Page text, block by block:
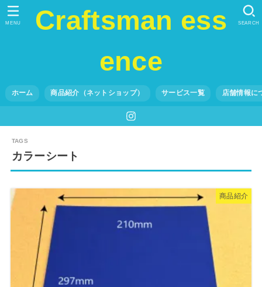
Craftsman ess
ence
ホーム 商品紹介（ネットショップ） サービス一覧 店舗情報に
SEARCH
MENU
カラーシート
商品紹介